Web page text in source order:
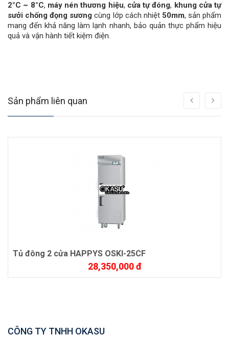
2°C ~ 8°C, máy nén thương hiệu, cửa tự đóng, khung cửa tự
sưởi chống đọng sương cùng lớp cách nhiệt 50mm, sản phẩm
mang đến khả năng làm lạnh nhanh, bảo quản thực phẩm hiệu
quả và vận hành tiết kiệm điện.
Sản phẩm liên quan
Tủ đông 2 cửa HAPPYS OSKI-25CF
28,350,000 đ
CÔNG TY TNHH OKASU